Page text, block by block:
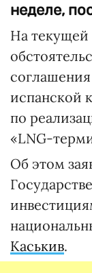
неделе,
На текущей
испанской
по
«LNG-
Об этом
Каськив.